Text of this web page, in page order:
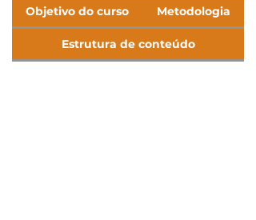
Objetivo do curso Metodologia
Estrutura de conteúdo